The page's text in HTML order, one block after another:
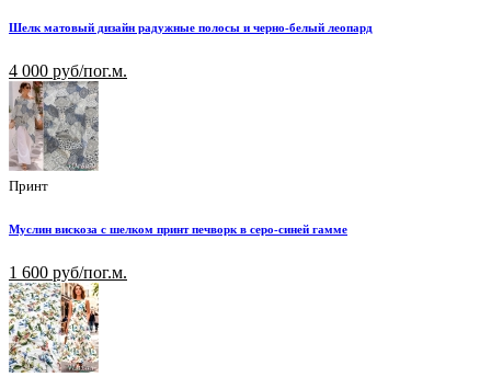
Шелк матовый дизайн радужные полосы и черно-белый леопард
4 000 руб/пог.м.
Принт
Муслин вискоза с шелком принт печворк в серо-синей гамме
1 600 руб/пог.м.